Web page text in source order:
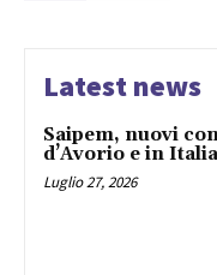
Latest news
Saipem, nuovi
d’Avorio e in Italia
Luglio 27, 2026